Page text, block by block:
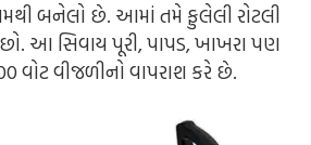
બનેલો છે. આમાં તમે ફુલેલી રોટલી
આ સિવાય પૂરી, પાપડ, ખાખરા પણ
વોટ વીજળીનો વાપરાશ કરે છે.